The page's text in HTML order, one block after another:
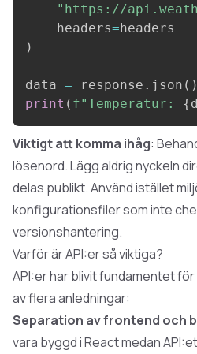
"https://
    headers
=
)
data = response . json ( )
print ( f"Temperatur: {
Viktigt att komma ihåg:
lösenord. Lägg aldrig nyckeln
delas publikt. Använd istället
konfigurationsfiler som inte
versionshantering.
Varför är API:er så viktiga?
API:er har blivit fundamentet
av flera anledningar:
Separation av frontend och
vara byggd i React medan